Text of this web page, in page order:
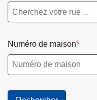
Numéro de maison